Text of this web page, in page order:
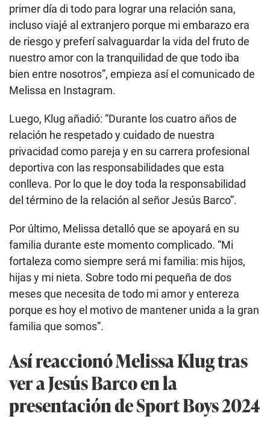
primer día di todo para lograr una relación sana,
incluso viajé al extranjero porque mi embarazo era
de riesgo y preferí salvaguardar la vida del fruto de
nuestro amor con la tranquilidad de que todo iba
bien entre nosotros”, empieza así el comunicado de
Melissa en Instagram.
Luego, Klug añadió: “Durante los cuatro años de
relación he respetado y cuidado de nuestra
privacidad como pareja y en su carrera profesional
deportiva con las responsabilidades que esta
conlleva. Por lo que le doy toda la responsabilidad
del término de la relación al señor Jesús Barco”.
Por último, Melissa detalló que se apoyará en su
familia durante este momento complicado. “Mi
fortaleza como siempre será mi familia: mis hijos,
hijas y mi nieta. Sobre todo mi pequeña de dos
meses que necesita de todo mi amor y entereza
porque es hoy el motivo de mantener unida a la gran
familia que somos”.
Así reaccionó Melissa Klug tras
ver a Jesús Barco en la
presentación de Sport Boys 2024